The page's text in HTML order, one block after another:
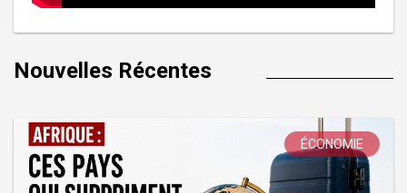
Nouvelles Récentes
ÉCONOMIE